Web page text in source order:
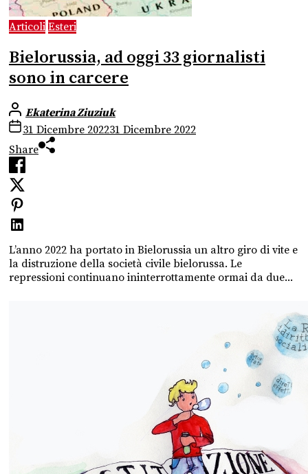
Articoli Esteri
Bielorussia, ad oggi 33 giornalisti
sono in carcere
Ekaterina Ziuziuk
31 Dicembre 202231 Dicembre 2022
Share
L’anno 2022 ha portato in Bielorussia un altro giro di vite e
la distruzione della società civile bielorussa. Le
repressioni continuano ininterrottamente ormai da due...